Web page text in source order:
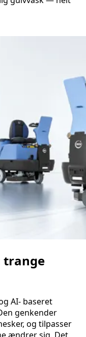
trange
AI- baseret
genkender
og tilpasser